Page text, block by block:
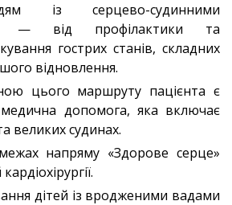
із серцево-судинними
— від профілактики та
гострих станів, складних
відновлення.
цього маршруту пацієнта є
медична допомога, яка включає
великих судинах.
напряму «Здорове серце»
дітей із вродженими вадами